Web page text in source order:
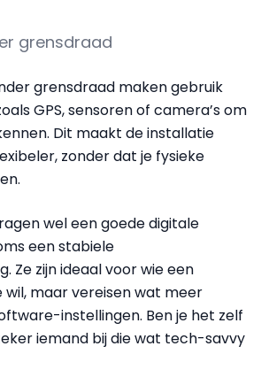
grensdraad
grensdraad maken gebruik
GPS, sensoren of camera’s om
Dit maakt de installatie
zonder dat je fysieke
wel een goede digitale
een stabiele
Ze zijn ideaal voor wie een
maar vereisen wat meer
instellingen. Ben je het zelf
iemand bij die wat tech-savvy